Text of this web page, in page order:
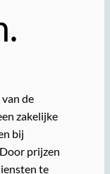
de
zakelijke
bij
prijzen
te